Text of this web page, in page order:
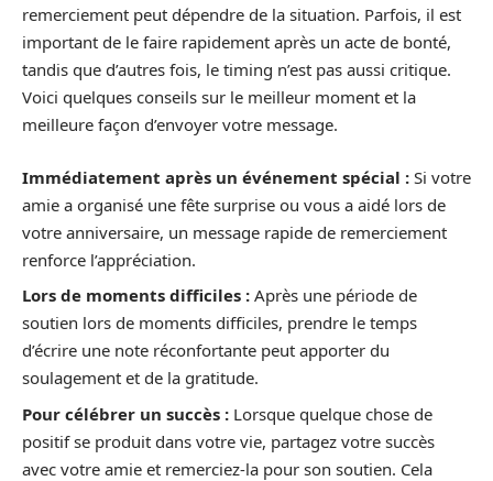
remerciement peut dépendre de la situation. Parfois, il est
important de le faire rapidement après un acte de bonté,
tandis que d’autres fois, le timing n’est pas aussi critique.
Voici quelques conseils sur le meilleur moment et la
meilleure façon d’envoyer votre message.
Immédiatement après un événement spécial : Si votre
amie a organisé une fête surprise ou vous a aidé lors de
votre anniversaire, un message rapide de remerciement
renforce l’appréciation.
Lors de moments difficiles : Après une période de
soutien lors de moments difficiles, prendre le temps
d’écrire une note réconfortante peut apporter du
soulagement et de la gratitude.
Pour célébrer un succès : Lorsque quelque chose de
positif se produit dans votre vie, partagez votre succès
avec votre amie et remerciez-la pour son soutien. Cela